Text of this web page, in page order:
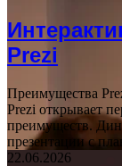
Prezi
Преимущества
Prezi открывает
преимуществ.
презентации с
22.06.2026